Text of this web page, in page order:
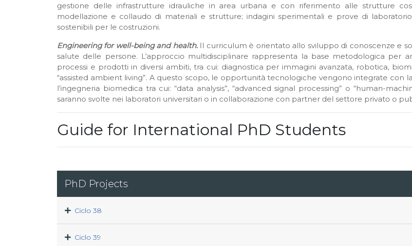
gestione delle infrastrutture idrauliche in area urbana e con riferimento alle strutture
modellazione e collaudo di materiali e strutture; indagini sperimentali e prove di
sostenibili per le costruzioni.
Engineering for well-being and health. Il curriculum è orientato allo sviluppo di conoscenze e
salute delle persone. L’approccio multidisciplinare rappresenta la base metodologica per
processi e prodotti in diversi ambiti, tra cui: diagnostica per immagini avanzata, robotica,
“assisted ambient living”. A questo scopo, le opportunità tecnologiche vengono integrate con
l’ingegneria biomedica tra cui: “data analysis”, “advanced signal processing” o “human-
saranno svolte nei laboratori universitari o in collaborazione con partner del settore privato o
Guide for International PhD Students
PhD Projects
Ciclo 38
Ciclo 39